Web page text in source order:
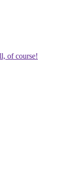
of course!